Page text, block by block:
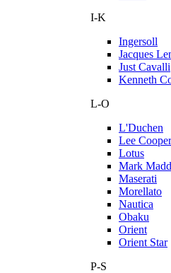
I-K
Ingersoll
Jacques
Just Cavalli
Kenneth
L-O
L'Duchen
Lee Cooper
Lotus
Mark
Maserati
Morellato
Nautica
Obaku
Orient
Orient Star
P-S